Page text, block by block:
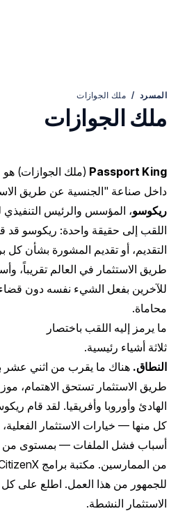
المسرد / ملك الجوازات
ملك الجوازات
Passport King (ملك الجوازات)
داخل صناعة "الجنسية عن طريق
ريكوسو، المؤسس والرئيس
اللقب إلى حقيقة واحدة: ريكوسو
التقديم، أو تقديم المشورة بشأن
طريق الاستثمار في العالم تقريباً،
للآخرين بفعل الشيء نفسه دون
محاماة.
ما يرمز إليه اللقب باختصار
ثلاثة أشياء رئيسية.
النطاق. هناك ما يقرب من اثني عشر
طريق الاستثمار تستحق الاهتمام،
الهادئ وأوروبا وأفريقيا. لقد قام
كل منها — خيارات الاستثمار الفعلية،
أسباب فشل الملفات — بمستوى من
للجمهور من هذا العمل. اطلع على كل
الاستثمار النشطة.